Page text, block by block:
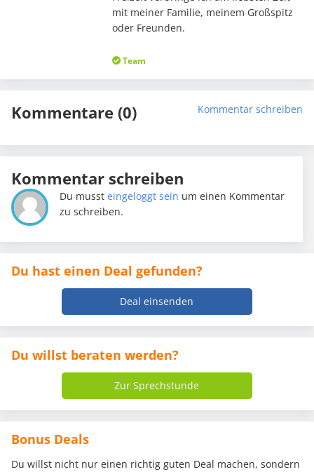
mit meiner Familie, meinem Großspitz
oder Freunden.
Team
Kommentare (0) Kommentar schreiben
Kommentar schreiben
Du mussteingeloggt sein um einen Kommentar
zu schreiben.
Du hast einen Deal gefunden?
Deal einsenden
Du willst beraten werden?
Zur Sprechstunde
Bonus Deals
Du willst nicht nur einen richtig guten Deal machen, sondern